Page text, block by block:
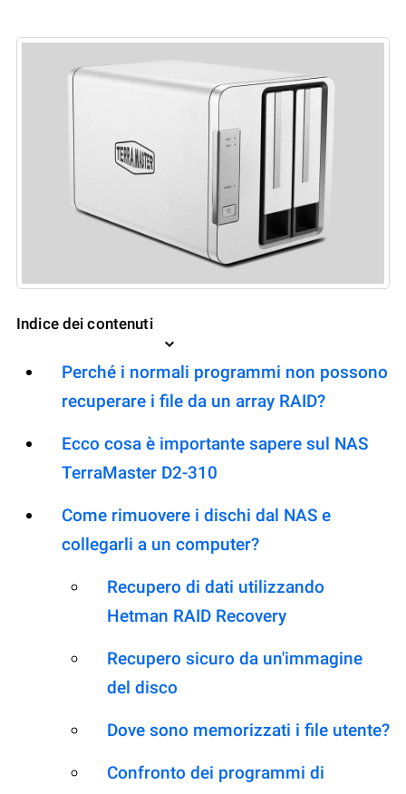
Indice dei contenuti
Perché i normali programmi non possono
recuperare i file da un array RAID?
Ecco cosa è importante sapere sul NAS
TerraMaster D2-310
Come rimuovere i dischi dal NAS e
collegarli a un computer?
Recupero di dati utilizzando
Hetman RAID Recovery
Recupero sicuro da un'immagine
del disco
Dove sono memorizzati i file utente?
Confronto dei programmi di